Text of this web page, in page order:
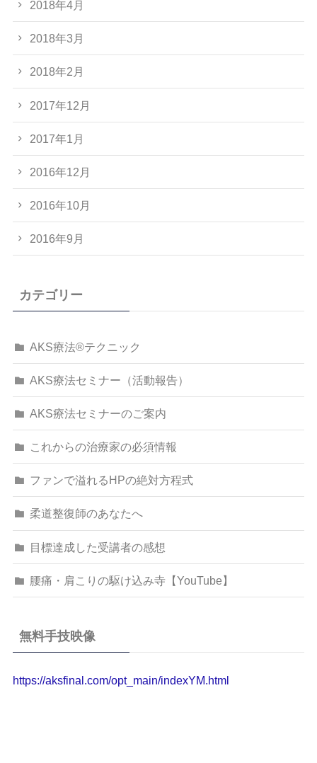
2018年4月
2018年3月
2018年2月
2017年12月
2017年1月
2016年12月
2016年10月
2016年9月
カテゴリー
AKS療法®テクニック
AKS療法セミナー（活動報告）
AKS療法セミナーのご案内
これからの治療家の必須情報
ファンで溢れるHPの絶対方程式
柔道整復師のあなたへ
目標達成した受講者の感想
腰痛・肩こりの駆け込み寺【YouTube】
無料手技映像
https://aksfinal.com/opt_main/indexYM.html